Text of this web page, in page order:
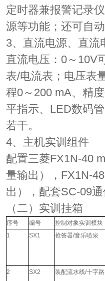
定时器兼报警记录
源等功能；还可自
3、直流电源、直流
直流电压：0～10V
表/电流表；电压表
程0～200 mA、精
平指示、LED数码
若干。
4、主机实训组件
配置三菱FX1N-40
量输出），FX1N-
出），配套SC-09
（二）实训挂箱
序号 编号
控制对象实训模块
1
SX1 抢答器/音乐喷泉
2 SX2 装配流水线/十字